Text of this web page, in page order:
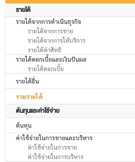
รายได้
รายได้จากการดำเนินธุรกิจ
รายได้จากการขาย
รายได้จากการให้บริการ
รายได้ค่าสิทธิ
รายได้ดอกเบี้ยและเงินปันผล
รายได้ดอกเบี้ย
รายได้อื่น
รวมรายได้
ต้นทุนและค่าใช้จ่าย
ต้นทุน
ค่าใช้จ่ายในการขายและบริหาร
ค่าใช้จ่ายในการขาย
ค่าใช้จ่ายในการบริหาร